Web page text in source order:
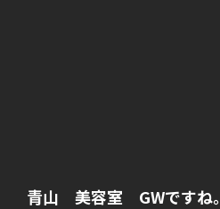
青山 美容室 GWですね。